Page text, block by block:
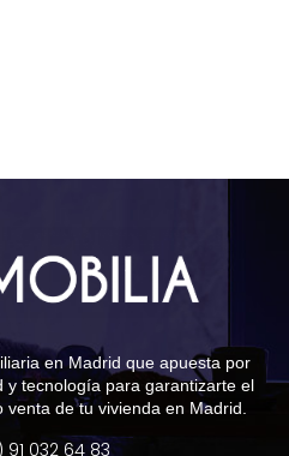
en Madrid que apuesta por
y tecnología para garantizarte el
de tu vivienda en Madrid.
91 032 64 83